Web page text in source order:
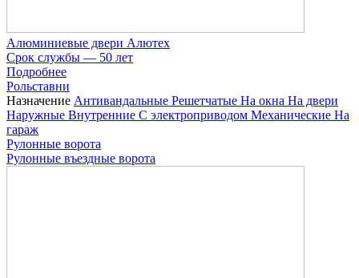
Алюминиевые двери Алютех
Срок службы — 50 лет
Подробнее
Рольставни
Назначение Антивандальные Решетчатые На окна На двери
Наружные Внутренние С электроприводом Механические На
гараж
Рулонные ворота
Рулонные въездные ворота